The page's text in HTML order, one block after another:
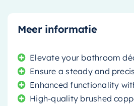
Meer informatie
Elevate your bathroom
Ensure a steady and
Enhanced functionality
High-quality brushed